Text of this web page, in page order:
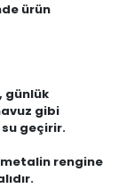
ürün
günlük
gibi
geçirir.
rengine